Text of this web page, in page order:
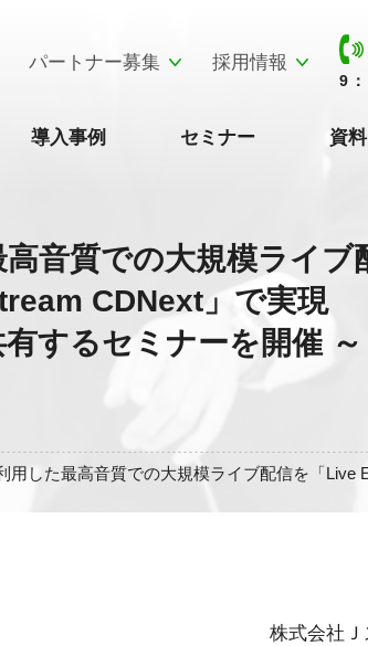
パートナー募集 採用情報
9
導入事例 セミナー 資
音質での大規模ライブ
CDNext」で実現
するセミナーを開催 ～
用した最高音質での大規模ライブ配信を「
株式会社